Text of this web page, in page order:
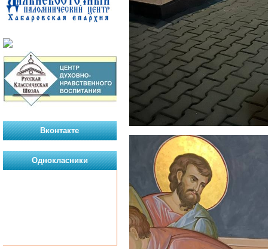
Вконтакте
Однокласники